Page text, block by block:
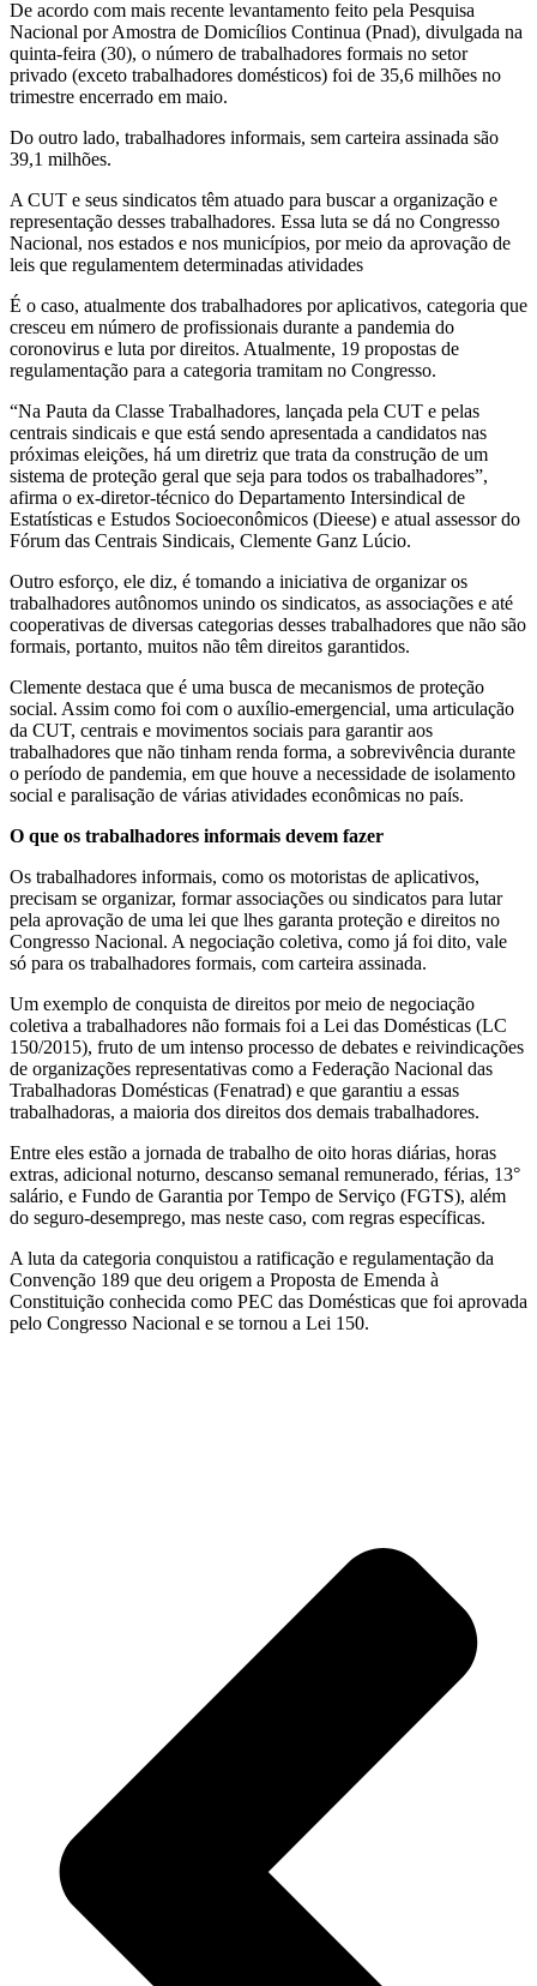
De acordo com mais recente levantamento feito pela Pesquisa
Nacional por Amostra de Domicílios Continua (Pnad), divulgada na
quinta-feira (30), o número de trabalhadores formais no setor
privado (exceto trabalhadores domésticos) foi de 35,6 milhões no
trimestre encerrado em maio.
Do outro lado, trabalhadores informais, sem carteira assinada são
39,1 milhões.
A CUT e seus sindicatos têm atuado para buscar a organização e
representação desses trabalhadores. Essa luta se dá no Congresso
Nacional, nos estados e nos municípios, por meio da aprovação de
leis que regulamentem determinadas atividades
É o caso, atualmente dos trabalhadores por aplicativos, categoria que
cresceu em número de profissionais durante a pandemia do
coronovirus e luta por direitos. Atualmente, 19 propostas de
regulamentação para a categoria tramitam no Congresso.
“Na Pauta da Classe Trabalhadores, lançada pela CUT e pelas
centrais sindicais e que está sendo apresentada a candidatos nas
próximas eleições, há um diretriz que trata da construção de um
sistema de proteção geral que seja para todos os trabalhadores”,
afirma o ex-diretor-técnico do Departamento Intersindical de
Estatísticas e Estudos Socioeconômicos (Dieese) e atual assessor do
Fórum das Centrais Sindicais, Clemente Ganz Lúcio.
Outro esforço, ele diz, é tomando a iniciativa de organizar os
trabalhadores autônomos unindo os sindicatos, as associações e até
cooperativas de diversas categorias desses trabalhadores que não são
formais, portanto, muitos não têm direitos garantidos.
Clemente destaca que é uma busca de mecanismos de proteção
social. Assim como foi com o auxílio-emergencial, uma articulação
da CUT, centrais e movimentos sociais para garantir aos
trabalhadores que não tinham renda forma, a sobrevivência durante
o período de pandemia, em que houve a necessidade de isolamento
social e paralisação de várias atividades econômicas no país.
O que os trabalhadores informais devem fazer
Os trabalhadores informais, como os motoristas de aplicativos,
precisam se organizar, formar associações ou sindicatos para lutar
pela aprovação de uma lei que lhes garanta proteção e direitos no
Congresso Nacional. A negociação coletiva, como já foi dito, vale
só para os trabalhadores formais, com carteira assinada.
Um exemplo de conquista de direitos por meio de negociação
coletiva a trabalhadores não formais foi a Lei das Domésticas (LC
150/2015), fruto de um intenso processo de debates e reivindicações
de organizações representativas como a Federação Nacional das
Trabalhadoras Domésticas (Fenatrad) e que garantiu a essas
trabalhadoras, a maioria dos direitos dos demais trabalhadores.
Entre eles estão a jornada de trabalho de oito horas diárias, horas
extras, adicional noturno, descanso semanal remunerado, férias, 13°
salário, e Fundo de Garantia por Tempo de Serviço (FGTS), além
do seguro-desemprego, mas neste caso, com regras específicas.
A luta da categoria conquistou a ratificação e regulamentação da
Convenção 189 que deu origem a Proposta de Emenda à
Constituição conhecida como PEC das Domésticas que foi aprovada
pelo Congresso Nacional e se tornou a Lei 150.